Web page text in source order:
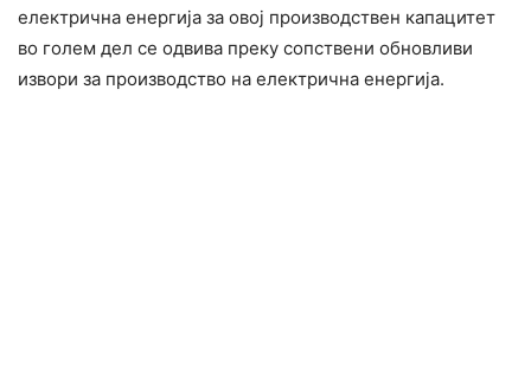
електрична енергија за овој производствен капацитет
во голем дел се одвива преку сопствени обновливи
извори за производство на електрична енергија.